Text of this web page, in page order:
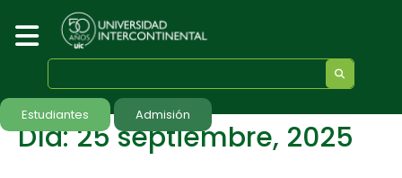
Estudiantes Admisión
Día:25 septiembre, 2025